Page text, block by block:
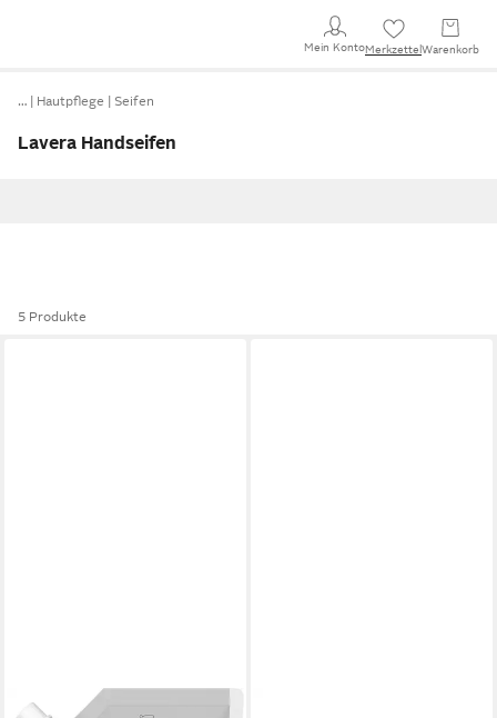
Mein KontoMerkzettel Warenkorb
… Hautpflege Seifen
Lavera Handseifen
5 Produkte